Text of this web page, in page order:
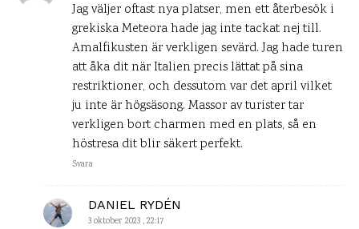
Jag väljer oftast nya platser, men ett återbesök i
grekiska Meteora hade jag inte tackat nej till.
Amalfikusten är verkligen sevärd. Jag hade turen
att åka dit när Italien precis lättat på sina
restriktioner, och dessutom var det april vilket
ju inte är högsäsong. Massor av turister tar
verkligen bort charmen med en plats, så en
höstresa dit blir säkert perfekt.
Svara
DANIEL RYDÉN
3 oktober 2023 , 22:17